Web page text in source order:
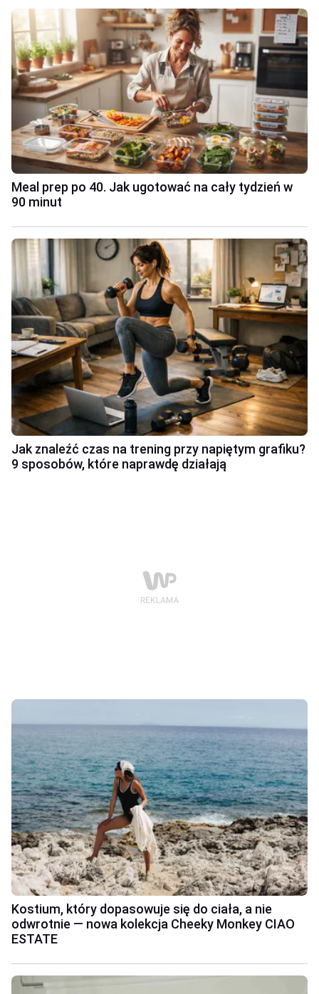
Meal prep po 40. Jak ugotować na cały tydzień w
90 minut
Jak znaleźć czas na trening przy napiętym grafiku?
9 sposobów, które naprawdę działają
Kostium, który dopasowuje się do ciała, a nie
odwrotnie — nowa kolekcja Cheeky Monkey CIAO
ESTATE